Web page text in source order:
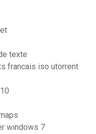
texte
francais iso utorrent
windows 7